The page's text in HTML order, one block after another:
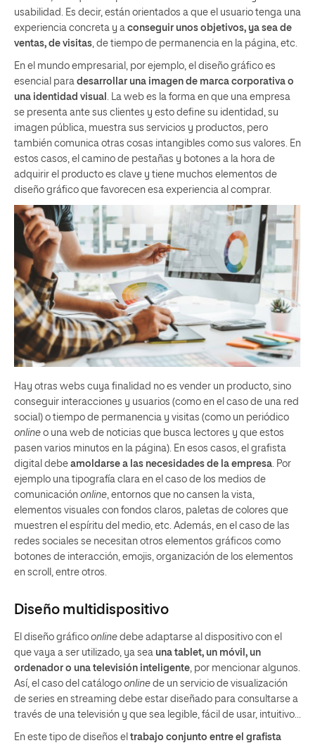
usabilidad. Es decir, están orientados a que el usuario tenga una
experiencia concreta y a conseguir unos objetivos, ya sea de
ventas, de visitas, de tiempo de permanencia en la página, etc.
En el mundo empresarial, por ejemplo, el diseño gráfico es
esencial para desarrollar una imagen de marca corporativa o
una identidad visual . La web es la forma en que una empresa
se presenta ante sus clientes y esto define su identidad, su
imagen pública, muestra sus servicios y productos, pero
también comunica otras cosas intangibles como sus valores. En
estos casos, el camino de pestañas y botones a la hora de
adquirir el producto es clave y tiene muchos elementos de
diseño gráfico que favorecen esa experiencia al comprar.
Hay otras webs cuya finalidad no es vender un producto, sino
conseguir interacciones y usuarios (como en el caso de una red
social) o tiempo de permanencia y visitas (como un periódico
online o una web de noticias que busca lectores y que estos
pasen varios minutos en la página). En esos casos, el grafista
digital debe amoldarse a las necesidades de la empresa . Por
ejemplo una tipografía clara en el caso de los medios de
comunicación online , entornos que no cansen la vista,
elementos visuales con fondos claros, paletas de colores que
muestren el espíritu del medio, etc. Además, en el caso de las
redes sociales se necesitan otros elementos gráficos como
botones de interacción, emojis, organización de los elementos
en scroll, entre otros.
Diseño multidispositivo
El diseño gráfico online debe adaptarse al dispositivo con el
que vaya a ser utilizado, ya sea una tablet, un móvil, un
ordenador o una televisión inteligente , por mencionar algunos.
Así, el caso del catálogo online de un servicio de visualización
de series en streaming debe estar diseñado para consultarse a
través de una televisión y que sea legible, fácil de usar, intuitivo…
En este tipo de diseños el trabajo conjunto entre el grafista